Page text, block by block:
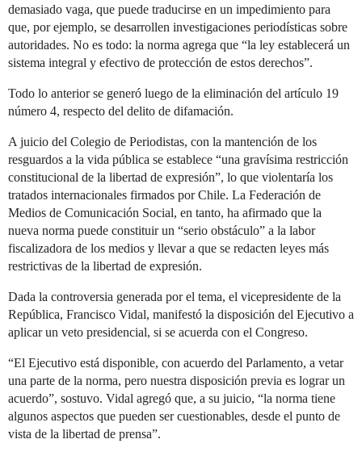
demasiado vaga, que puede traducirse en un impedimiento para
que, por ejemplo, se desarrollen investigaciones periodísticas sobre
autoridades. No es todo: la norma agrega que “la ley establecerá un
sistema integral y efectivo de protección de estos derechos”.
Todo lo anterior se generó luego de la eliminación del artículo 19
número 4, respecto del delito de difamación.
A juicio del Colegio de Periodistas, con la mantención de los
resguardos a la vida pública se establece “una gravísima restricción
constitucional de la libertad de expresión”, lo que violentaría los
tratados internacionales firmados por Chile. La Federación de
Medios de Comunicación Social, en tanto, ha afirmado que la
nueva norma puede constituir un “serio obstáculo” a la labor
fiscalizadora de los medios y llevar a que se redacten leyes más
restrictivas de la libertad de expresión.
Dada la controversia generada por el tema, el vicepresidente de la
República, Francisco Vidal, manifestó la disposición del Ejecutivo a
aplicar un veto presidencial, si se acuerda con el Congreso.
“El Ejecutivo está disponible, con acuerdo del Parlamento, a vetar
una parte de la norma, pero nuestra disposición previa es lograr un
acuerdo”, sostuvo. Vidal agregó que, a su juicio, “la norma tiene
algunos aspectos que pueden ser cuestionables, desde el punto de
vista de la libertad de prensa”.